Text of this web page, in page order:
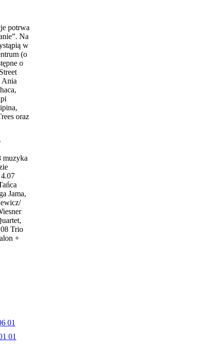
potrwa
Na
w
(o
o
Ania
oraz
muzyka
Jama,
Trio
+